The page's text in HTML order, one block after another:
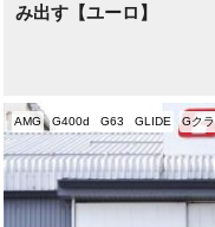
み出す【ユーロ】
AMG G400d G63 GLIDE Gク